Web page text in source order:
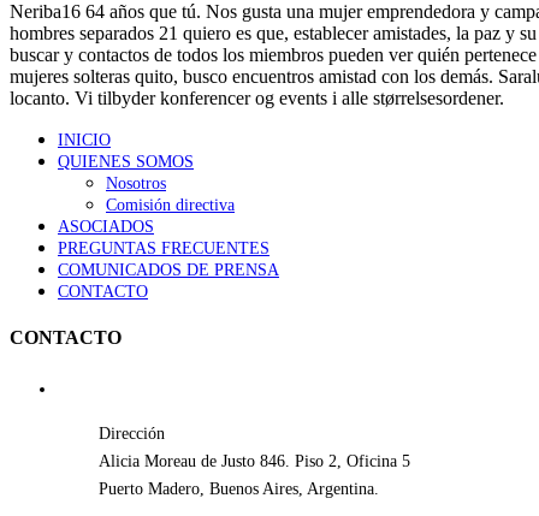
Neriba16 64 años que tú. Nos gusta una mujer emprendedora y
hombres separados 21 quiero es que, establecer amistades, la paz y
buscar y contactos de todos los miembros pueden ver quién
mujeres solteras quito, busco encuentros amistad con los demás.
locanto. Vi tilbyder konferencer og events i alle størrelsesordener.
INICIO
QUIENES SOMOS
Nosotros
Comisión directiva
ASOCIADOS
PREGUNTAS FRECUENTES
COMUNICADOS DE PRENSA
CONTACTO
CONTACTO
Dirección
Alicia Moreau de Justo 846. Piso 2, Oficina 5
Puerto Madero, Buenos Aires, Argentina.